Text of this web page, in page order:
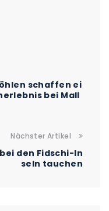
schaffen ei
bei Mall
Nächster Artikel
den Fidschi-In
seln tauchen